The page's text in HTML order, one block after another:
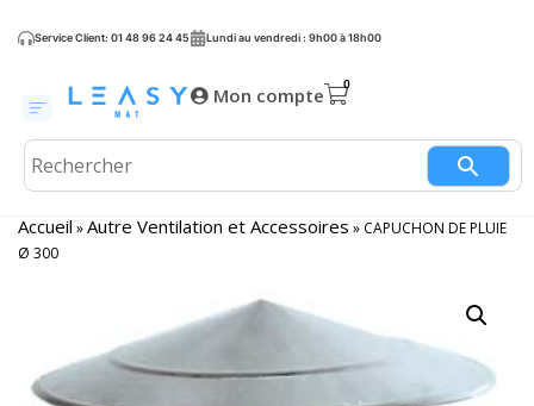
Service Client: 01 48 96 24 45 Lundi au vendredi : 9h00 à 18h00
Mon compte
Accueil »Autre Ventilation et Accessoires » CAPUCHON DE PLUIE
Ø 300